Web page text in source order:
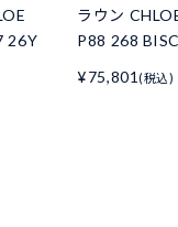
26Y
ラウン
P88 268
¥75,801 (税込)